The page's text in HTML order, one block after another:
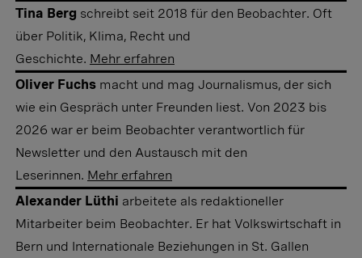
Tina Berg schreibt seit 2018 für den Beobachter. Oft
über Politik, Klima, Recht und
Geschichte. Mehr erfahren
Oliver Fuchs macht und mag Journalismus, der sich
wie ein Gespräch unter Freunden liest. Von 2023 bis
2026 war er beim Beobachter verantwortlich für
Newsletter und den Austausch mit den
Leserinnen. Mehr erfahren
Alexander Lüthi arbeitete als redaktioneller
Mitarbeiter beim Beobachter. Er hat Volkswirtschaft in
Bern und Internationale Beziehungen in St. Gallen